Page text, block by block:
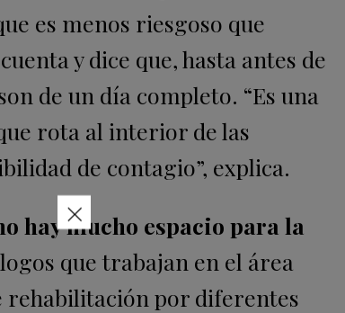
es menos riesgoso que
y dice que, hasta antes de
de un día completo. “Es una
rota al interior de las
de contagio”, explica.
hay mucho espacio para la
que trabajan en el área
rehabilitación por diferentes
×